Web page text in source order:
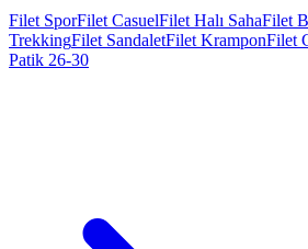
Filet SporFilet CasuelFilet Halı SahaFilet
TrekkingFilet SandaletFilet KramponFilet
Patik 26-30